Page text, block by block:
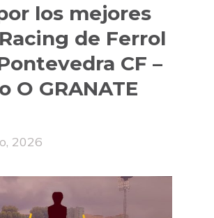
los mejores
de Ferrol
CF –
O GRANATE
2026